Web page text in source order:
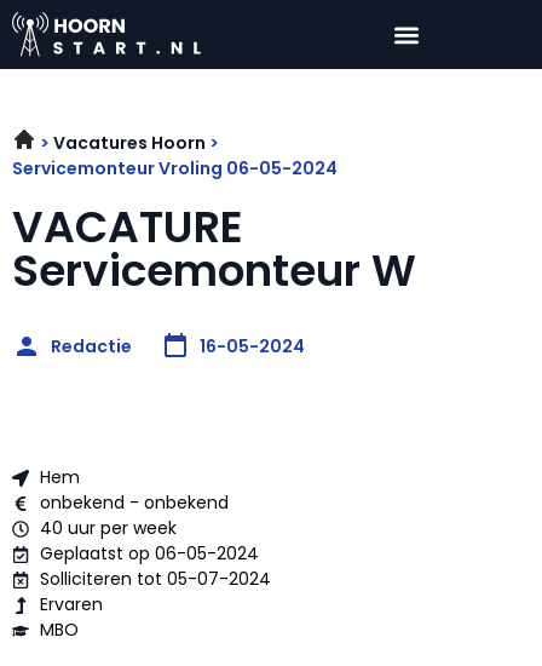
Vacatures Hoorn
Servicemonteur Vroling 06-05-2024
VACATURE
Servicemonteur W
Redactie 16-05-2024
Hem
onbekend - onbekend
40 uur per week
Geplaatst op 06-05-2024
Solliciteren tot 05-07-2024
Ervaren
MBO